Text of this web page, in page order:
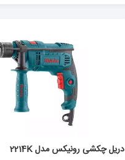
دریل چکشی رونیکس مدل 2214K